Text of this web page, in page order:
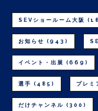
SEVショールーム大阪
お知らせ (943)
イベント・出展 (669)
選手 (485) プレミ
だけチャンネル (300)